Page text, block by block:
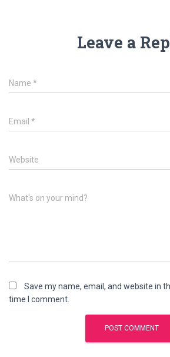
Leave a
Name *
Email *
Website
What's on your mind?
Save my name, email, and website in
time I comment.